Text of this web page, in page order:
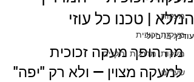
מעקות
מעקות זכוכית
מעקות, מדרגות ותקנים
שערים
המלא | טכנו כל עוזי
עודכן:13 ביולי
מה הופך מעקה זכוכית
למעקה מצוין — ולא רק "יפה"